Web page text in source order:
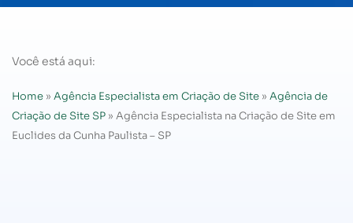
Você está aqui:
Home » Agência Especialista em Criação de Site » Agência de
Criação de Site SP » Agência Especialista na Criação de Site em
Euclides da Cunha Paulista – SP